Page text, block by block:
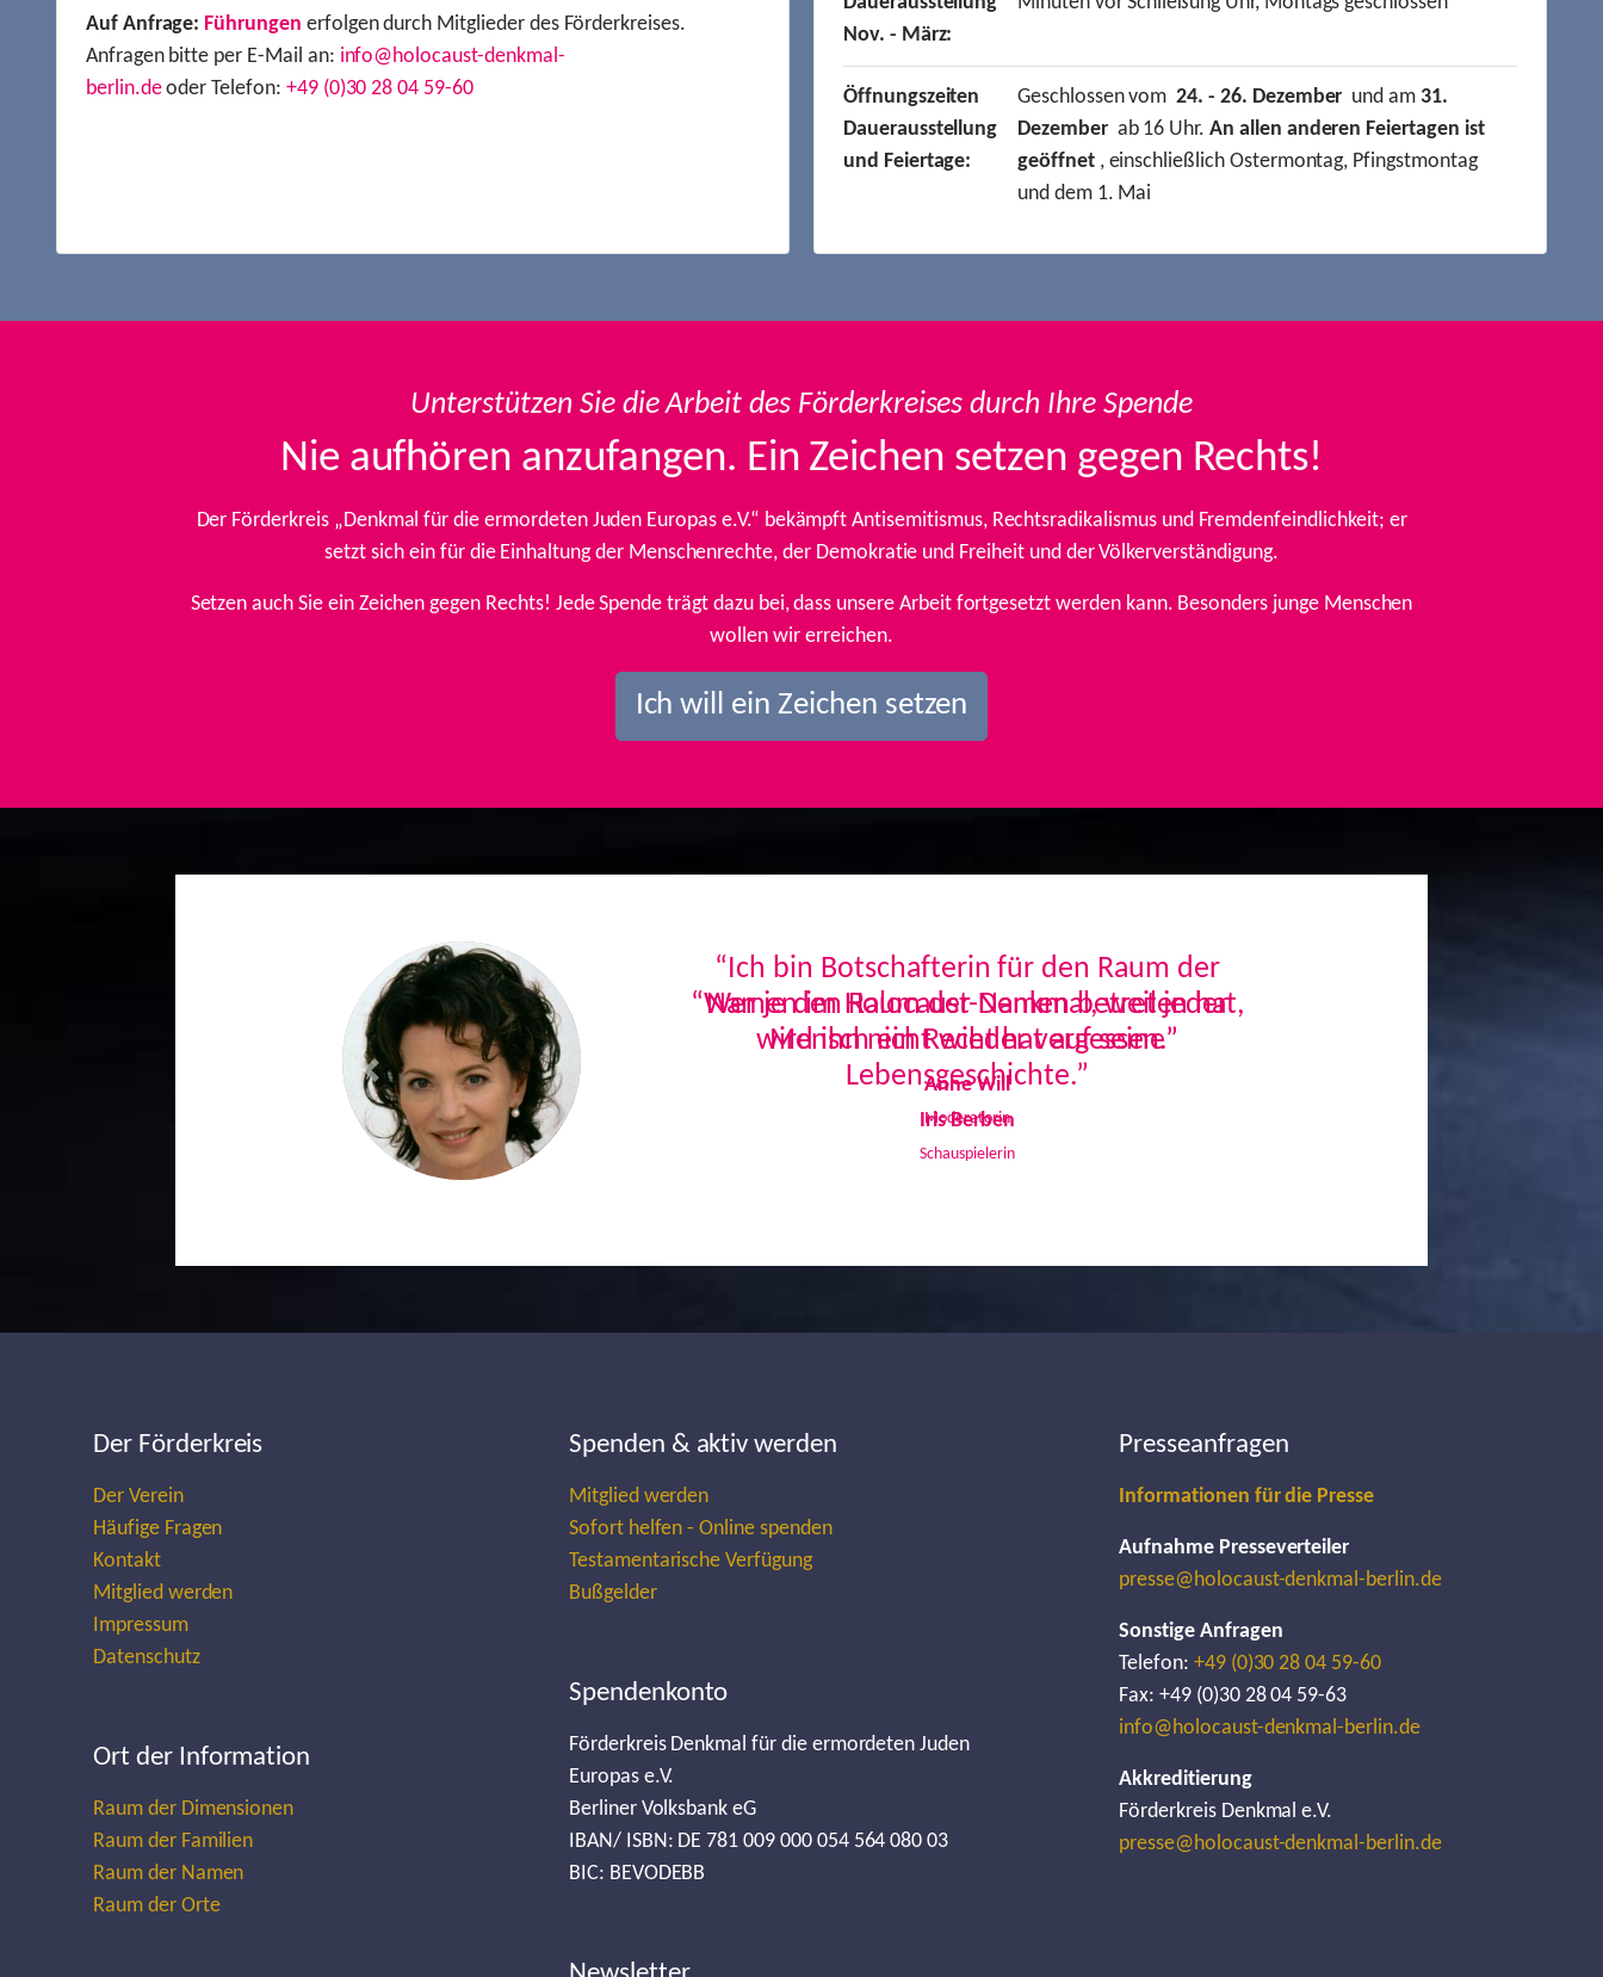
Auf Anfrage: Führungen erfolgen durch Mitglieder des Förderkreises.
Anfragen bitte per E-Mail an: info@holocaust-denkmal-
berlin.deoder Telefon: +49 (0)30 28 04 59-60
Nov. - März:
Öffnungszeiten
Dauerausstellung
und Feiertage:
Geschlossen vom24. - 26. Dezember und am31.
Dezemberab 16 Uhr.An allen anderen Feiertagen ist
geöffnet, einschließlich Ostermontag, Pfingstmontag
und dem 1. Mai
Unterstützen Sie die Arbeit des Förderkreises durch Ihre Spende
Nie aufhören anzufangen. Ein Zeichen setzen gegen Rechts!
Der Förderkreis „Denkmal für die ermordeten Juden Europas e.V.“ bekämpft Antisemitismus, Rechtsradikalismus und Fremdenfeindlichkeit; er
setzt sich ein für die Einhaltung der Menschenrechte, der Demokratie und Freiheit und der Völkerverständigung.
Setzen auch Sie ein Zeichen gegen Rechts! Jede Spende trägt dazu bei, dass unsere Arbeit fortgesetzt werden kann. Besonders junge Menschen
wollen wir erreichen.
Ich will ein Zeichen setzen
“Ich bin Botschafterin für den Raum der
Namen im Holocaust-Denkmal, weil jeder
Mensch ein Recht hat auf seine
Lebensgeschichte.”
Iris Berben
Schauspielerin
Previous
Der Förderkreis
Der Verein
Häufige Fragen
Kontakt
Mitglied werden
Impressum
Datenschutz
Ort der Information
Raum der Dimensionen
Raum der Familien
Raum der Namen
Raum der Orte
Spenden & aktiv werden
Mitglied werden
Sofort helfen - Online spenden
Testamentarische Verfügung
Bußgelder
Spendenkonto
Förderkreis Denkmal für die ermordeten Juden
Europas e.V.
Berliner Volksbank eG
IBAN/ ISBN: DE 781 009 000 054 564 080 03
BIC: BEVODEBB
Presseanfragen
Informationen für die Presse
Aufnahme Presseverteiler
presse@holocaust-denkmal-berlin.de
Sonstige Anfragen
Telefon: +49 (0)30 28 04 59-60
Fax: +49 (0)30 28 04 59-63
info@holocaust-denkmal-berlin.de
Akkreditierung
Förderkreis Denkmal e.V.
presse@holocaust-denkmal-berlin.de